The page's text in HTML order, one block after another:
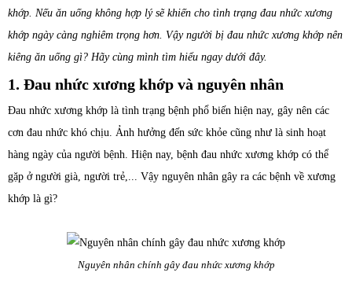
khớp. Nếu ăn uống không hợp lý sẽ khiến cho tình trạng đau nhức xương
khớp ngày càng nghiêm trọng hơn. Vậy người bị đau nhức xương khớp nên
kiêng ăn uống gì? Hãy cùng mình tìm hiểu ngay dưới đây.
1. Đau nhức xương khớp và nguyên nhân
Đau nhức xương khớp là tình trạng bệnh phổ biến hiện nay, gây nên các
cơn đau nhức khó chịu. Ảnh hưởng đến sức khỏe cũng như là sinh hoạt
hàng ngày của người bệnh. Hiện nay, bệnh đau nhức xương khớp có thể
gặp ở người già, người trẻ,... Vậy nguyên nhân gây ra các bệnh về xương
khớp là gì?
Nguyên nhân chính gây đau nhức xương khớp